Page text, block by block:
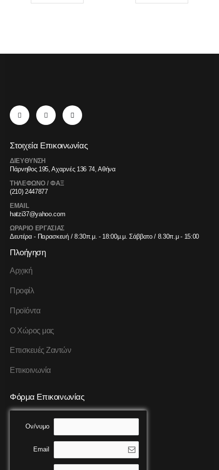
Στοιχεία Επικοινωνίας
ΔΙΕΥΘΥΝΣΗ
Πάρνηθος 195, Αχαρνές 136 74, Αθήνα
ΤΗΛΕΦΩΝΟ / ΦΑΞ
(210) 2447877
EMAIL
hatzi37@yahoo.com
ΩΡΑΡΙΟ ΕΡΓΑΣΙΑΣ
Δευτέρα - Παρασκευή / 8:30π.μ. - 18:00μ.μ. Σάββατο / 8.30π.μ - 15:00
Πλοήγηση
Αρχική
Προφίλ
Προϊόντα
Ο Χώρος μας
Επισκευές Ζαντών
Επικοινωνία
Φόρμα Επικοινωνίας
Ον/νυμο
Email